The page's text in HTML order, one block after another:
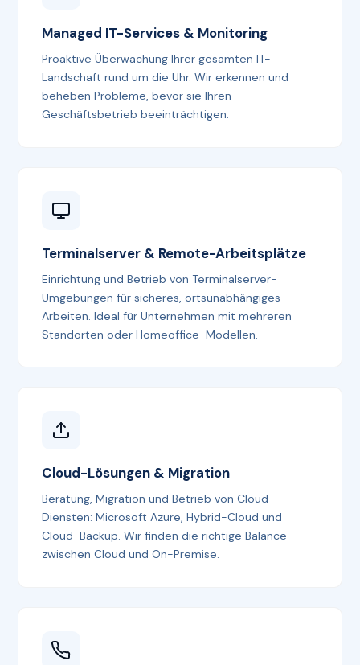
Managed IT-Services & Monitoring
Proaktive Überwachung Ihrer gesamten IT-
Landschaft rund um die Uhr. Wir erkennen und
beheben Probleme, bevor sie Ihren
Geschäftsbetrieb beeinträchtigen.
Terminalserver & Remote-Arbeitsplätze
Einrichtung und Betrieb von Terminalserver-
Umgebungen für sicheres, ortsunabhängiges
Arbeiten. Ideal für Unternehmen mit mehreren
Standorten oder Homeoffice-Modellen.
Cloud-Lösungen & Migration
Beratung, Migration und Betrieb von Cloud-
Diensten: Microsoft Azure, Hybrid-Cloud und
Cloud-Backup. Wir finden die richtige Balance
zwischen Cloud und On-Premise.